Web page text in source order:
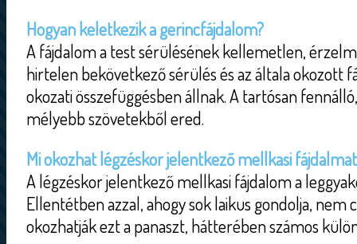
Hogyan keletkezik a gerincfájdalom?
A fájdalom a test sérülésének kellemetlen,
hirtelen bekövetkező sérülés és az általa okozott
okozati összefüggésben állnak. A tartósan
mélyebb szövetekből ered.
Mi okozhat légzéskor jelentkező mellkasi
A légzéskor jelentkező mellkasi fájdalom a
Ellentétben azzal, ahogy sok laikus gondolja, nem
okozhatják ezt a panaszt, hátterében számos